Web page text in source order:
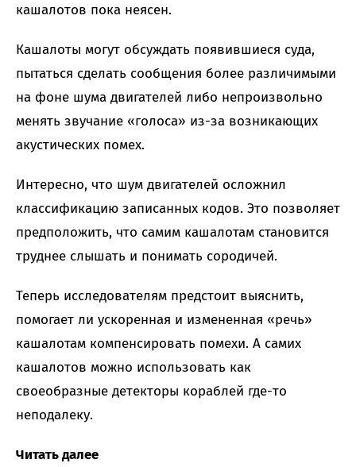
кашалотов пока неясен.
Кашалоты могут обсуждать появившиеся суда,
пытаться сделать сообщения более различимыми
на фоне шума двигателей либо непроизвольно
менять звучание «голоса» из-за возникающих
акустических помех.
Интересно, что шум двигателей осложнил
классификацию записанных кодов. Это позволяет
предположить, что самим кашалотам становится
труднее слышать и понимать сородичей.
Теперь исследователям предстоит выяснить,
помогает ли ускоренная и измененная «речь»
кашалотам компенсировать помехи. А самих
кашалотов можно использовать как
своеобразные детекторы кораблей где-то
неподалеку.
Читать далее